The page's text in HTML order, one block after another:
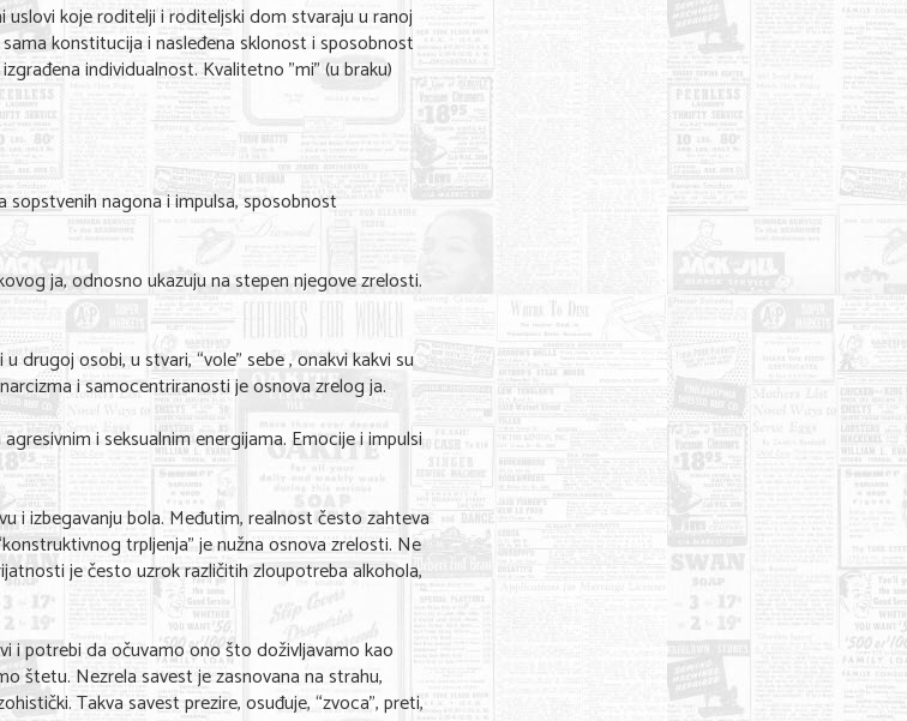
koje roditelji i roditeljski dom stvaraju u ranoj
konstitucija i nasleđena sklonost i sposobnost
individualnost. Kvalitetno "mi" (u braku)
nagona i impulsa, sposobnost
ja, odnosno ukazuju na stepen njegove zrelosti.
osobi, u stvari, “vole” sebe , onakvi kakvi su
i samocentriranosti je osnova zrelog ja.
i seksualnim energijama. Emocije i impulsi
i izbegavanju bola. Međutim, realnost često zahteva
trpljenja” je nužna osnova zrelosti. Ne
je često uzrok različitih zloupotreba alkohola,
i potrebi da očuvamo ono što doživljavamo kao
štetu. Nezrela savest je zasnovana na strahu,
Takva savest prezire, osuđuje, “zvoca”, preti,